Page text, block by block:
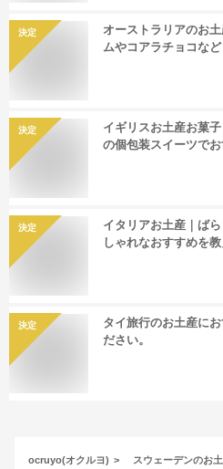
決定
オーストラリアのお
ムやコアラチョコな
決定
イギリスお土産お菓
の個包装スイーツでお
決定
イタリアお土産｜ば
しゃれなおすすめを教
決定
タイ旅行のお土産に
ださい。
ocruyo(オクルヨ) スウェーデンのお